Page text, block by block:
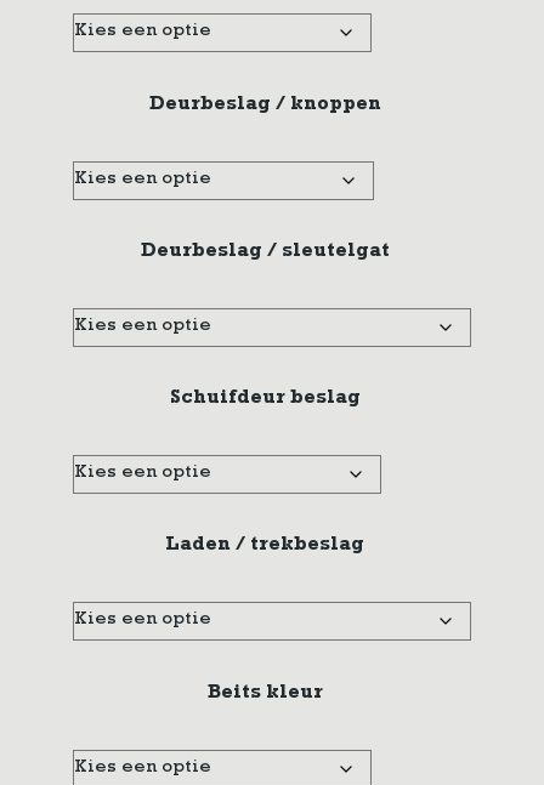
Deurbeslag / knoppen
Deurbeslag / sleutelgat
Schuifdeur beslag
Laden / trekbeslag
Beits kleur